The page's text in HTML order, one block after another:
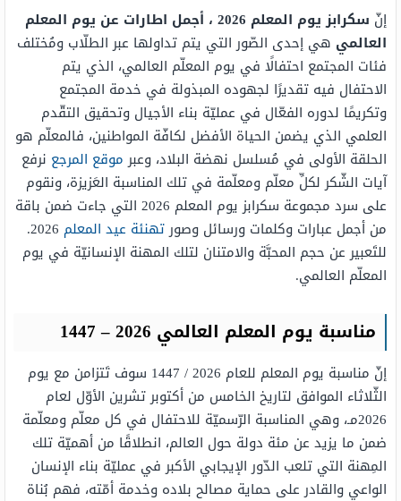
إنّ
سكرابز يوم المعلم 2026 ، أجمل اطارات عن يوم المعلم
العالمي هي إحدى الصّور التي يتم تداولها عبر الطلّاب ومُختلف
فئات المجتمع احتفالًا في يوم المعلّم العالمي، الذي يتم
الاحتفال فيه تقديرًا لجهوده المبذولة في خدمة المجتمع
وتكريمًا لدوره الفعّال في عمليّة بناء الأجيال وتحقيق التقّدم
العلمي الذي يضمن الحياة الأفضل لكافّة المواطنين، فالمعلّم هو
الحلقة الأولى في مُسلسل نهضة البلاد، وعبرموقع المرجع نرفع
آيات الشّكر لكلِّ معلّم ومعلّمة في تلك المناسبة العَزيزة، ونقوم
على سرد مجموعة سكرابز يوم المعلم 2026 التي جاءت ضمن باقة
من أجمل عبارات وكلمات ورسائل وصورتهنئة عيد المعلم
2026.
للتَعبير عن حجم المحبَّة والامتنان لتلك المهنة الإنسانيّة في يوم
المعلّم العالمي.
مناسبة يوم المعلم العالمي 2026 – 1447
إنّ مناسبة يوم المعلم للعام 2026 / 1447 سوف تَتزامن مع يوم
الثّلاثاء الموافق لتاريخ الخامس من أكتوبر تشرين الأوّل لعام
2026مـ، وهي المناسبة الرّسميّة للاحتفال في كل معلّم ومعلّمة
ضمن ما يزيد عن مئة دولة حول العالم، انطلاقًا من أهميّة تلك
المِهنة التي تلعب الدّور الإيجابي الأكبر في عمليّة بناء الإنسان
الواعي والقادر على حماية مصالح بلاده وخدمة أمّته، فهم بُناة